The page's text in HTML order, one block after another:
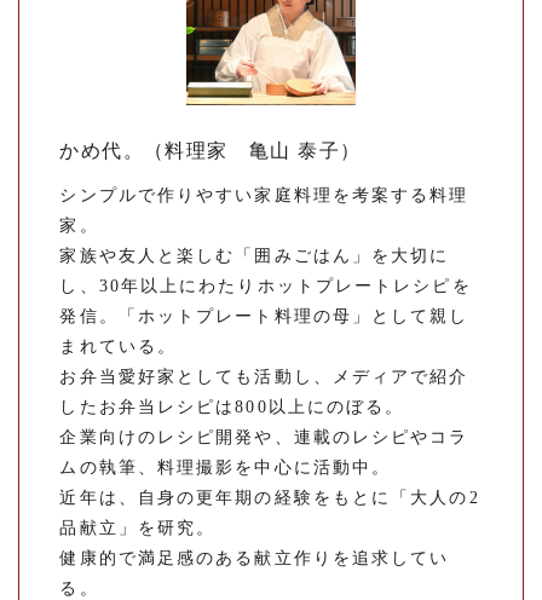
かめ代。（料理家 亀山 泰子）
シンプルで作りやすい家庭料理を考案する料理
家。
家族や友人と楽しむ「囲みごはん」を大切に
し、30年以上にわたりホットプレートレシピを
発信。「ホットプレート料理の母」として親し
まれている。
お弁当愛好家としても活動し、メディアで紹介
したお弁当レシピは800以上にのぼる。
企業向けのレシピ開発や、連載のレシピやコラ
ムの執筆、料理撮影を中心に活動中。
近年は、自身の更年期の経験をもとに「大人の2
品献立」を研究。
健康的で満足感のある献立作りを追求してい
る。